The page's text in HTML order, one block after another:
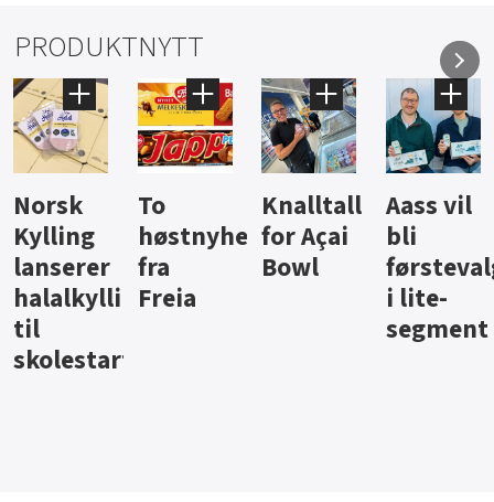
PRODUKTNYTT
Knalltall
for Açai
Bowl
Aass vil
bli
førstevalg
i lite-
Brus og
jus fra
Berentsen
Hard
iste fra
Hansa